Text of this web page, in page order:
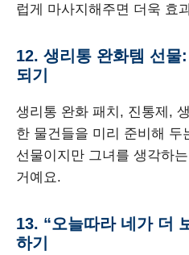
럽게 마사지해주면 더욱 효
12. 생리통 완화템 선
되기
생리통 완화 패치, 진통제,
한 물건들을 미리 준비해 두
선물이지만 그녀를 생각하
거예요.
13. “오늘따라 네가 더
하기